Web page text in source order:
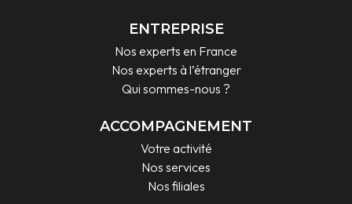
ENTREPRISE
Nos experts en France
Nos experts à l’étranger
Qui sommes-nous ?
ACCOMPAGNEMENT
Votre activité
Nos services
Nos filiales